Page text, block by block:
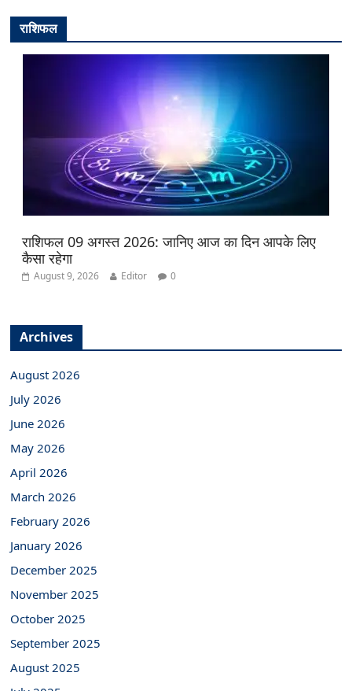
राशिफल
राशिफल 09 अगस्त 2026: जानिए आज का दिन आपके लिए
कैसा रहेगा
August 9, 2026 Editor 0
Archives
August 2026
July 2026
June 2026
May 2026
April 2026
March 2026
February 2026
January 2026
December 2025
November 2025
October 2025
September 2025
August 2025